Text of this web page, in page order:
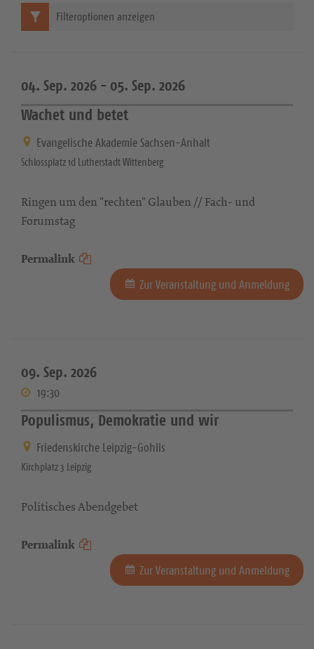
04. Sep. 2026 - 05. Sep. 2026
Wachet und betet
Evangelische Akademie Sachsen-Anhalt
Schlossplatz 1d Lutherstadt Wittenberg
Ringen um den "rechten" Glauben // Fach- und
Forumstag
Permalink
Zur Veranstaltung und Anmeldung
09. Sep. 2026
19:30
Populismus, Demokratie und wir
Friedenskirche Leipzig-Gohlis
Kirchplatz 3 Leipzig
Politisches Abendgebet
Permalink
Zur Veranstaltung und Anmeldung
Filteroptionen anzeigen